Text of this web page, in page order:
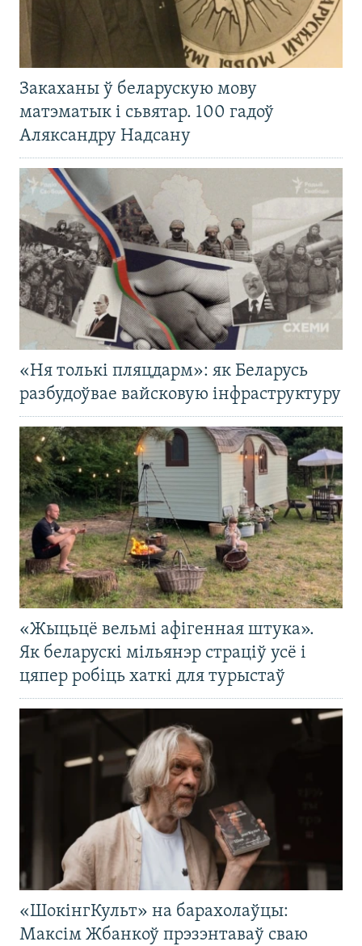
Закаханы ў беларускую мову
матэматык і сьвятар. 100 гадоў
Аляксандру Надсану
«Ня толькі пляцдарм»: як Беларусь
разбудоўвае вайсковую інфраструктуру
«Жыцьцё вельмі афігенная штука».
Як беларускі мільянэр страціў усё і
цяпер робіць хаткі для турыстаў
«ШокінгКульт» на барахолаўцы:
Максім Жбанкоў прэзэнтаваў сваю